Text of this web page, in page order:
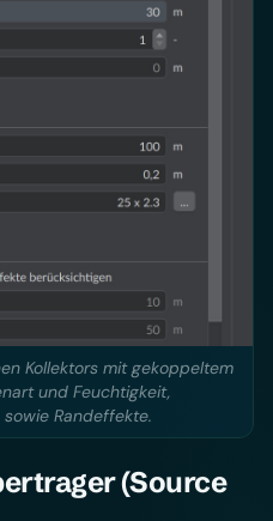
Kollektors mit gekoppeltem
und Feuchtigkeit,
Randeffekte.
(Source